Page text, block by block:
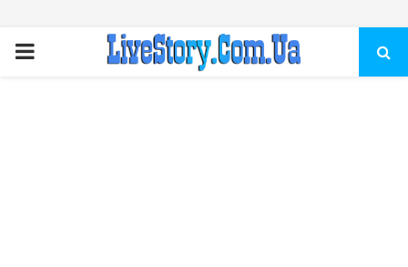
ПЕРВИЧНОЕ